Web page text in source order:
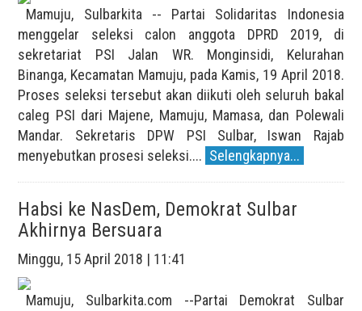
Mamuju, Sulbarkita -- Partai Solidaritas Indonesia
menggelar seleksi calon anggota DPRD 2019, di
sekretariat PSI Jalan WR. Monginsidi, Kelurahan
Binanga, Kecamatan Mamuju, pada Kamis, 19 April 2018.
Proses seleksi tersebut akan diikuti oleh seluruh bakal
caleg PSI dari Majene, Mamuju, Mamasa, dan Polewali
Mandar. Sekretaris DPW PSI Sulbar, Iswan Rajab
menyebutkan prosesi seleksi.... Selengkapnya...
Habsi ke NasDem, Demokrat Sulbar
Akhirnya Bersuara
Minggu, 15 April 2018 | 11:41
Mamuju, Sulbarkita.com --Partai Demokrat Sulbar